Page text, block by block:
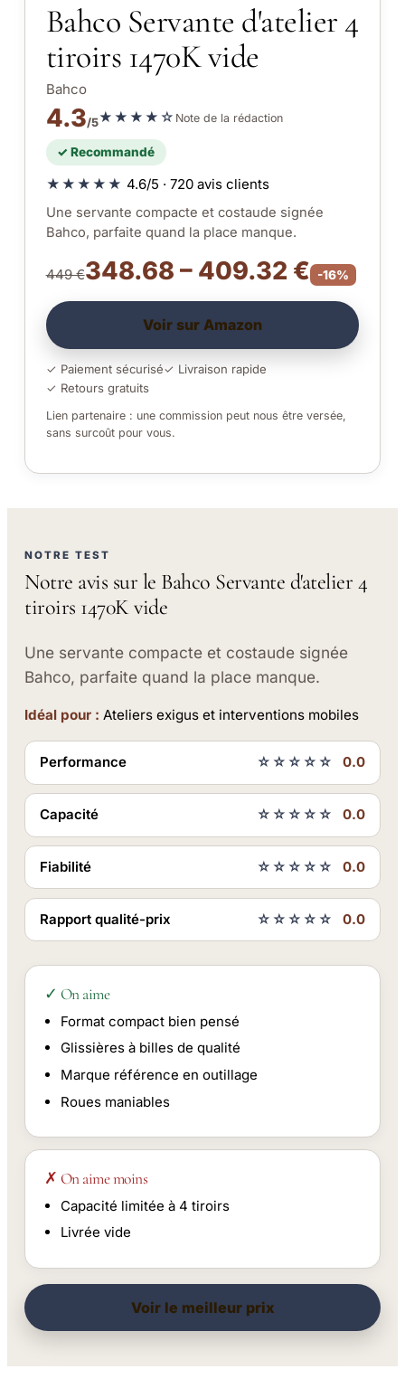
Bahco Servante d'atelier 4
tiroirs 1470K vide
Bahco
4.3/5★★★★☆ Note de la rédaction
✓ Recommandé
★★★★★ 4.6/5 · 720 avis clients
Une servante compacte et costaude signée
Bahco, parfaite quand la place manque.
449 €348.68 – 409.32 € -16%
Voir sur Amazon
✓ Paiement sécurisé✓ Livraison rapide
✓ Retours gratuits
Lien partenaire : une commission peut nous être versée,
sans surcoût pour vous.
NOTRE TEST
Notre avis sur le Bahco Servante d'atelier 4
tiroirs 1470K vide
Une servante compacte et costaude signée
Bahco, parfaite quand la place manque.
Idéal pour : Ateliers exigus et interventions mobiles
Performance ☆☆☆☆☆ 0.0
Capacité ☆☆☆☆☆ 0.0
Fiabilité ☆☆☆☆☆ 0.0
Rapport qualité-prix ☆☆☆☆☆ 0.0
✓ On aime
Format compact bien pensé
Glissières à billes de qualité
Marque référence en outillage
Roues maniables
✗ On aime moins
Capacité limitée à 4 tiroirs
Livrée vide
Voir le meilleur prix